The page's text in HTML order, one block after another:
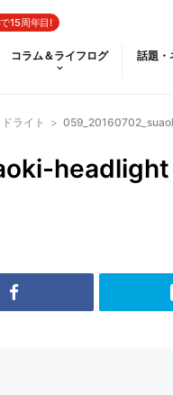
15周年目!
コラム＆ライフログ 話題・
ライト >
headlight